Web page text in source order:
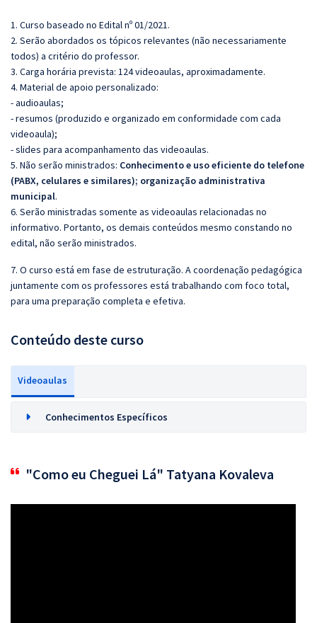
1. Curso baseado no Edital nº 01/2021.
2. Serão abordados os tópicos relevantes (não necessariamente
todos) a critério do professor.
3. Carga horária prevista: 124 videoaulas, aproximadamente.
4. Material de apoio personalizado:
- audioaulas;
- resumos (produzido e organizado em conformidade com cada
videoaula);
- slides para acompanhamento das videoaulas.
5. Não serão ministrados: Conhecimento e uso eficiente do telefone
(PABX, celulares e similares); organização administrativa
municipal.
6. Serão ministradas somente as videoaulas relacionadas no
informativo. Portanto, os demais conteúdos mesmo constando no
edital, não serão ministrados.
7. O curso está em fase de estruturação. A coordenação pedagógica
juntamente com os professores está trabalhando com foco total,
para uma preparação completa e efetiva.
Conteúdo deste curso
Videoaulas
Conhecimentos Específicos
"Como eu Cheguei Lá" Tatyana Kovaleva